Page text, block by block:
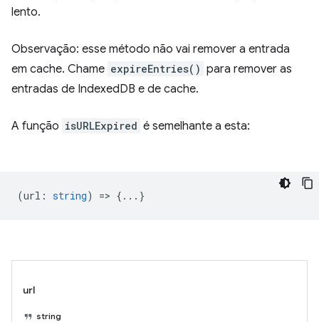
lento.
Observação: esse método não vai remover a entrada
em cache. Chame expireEntries() para remover as
entradas de IndexedDB e de cache.
A função isURLExpired é semelhante a esta:
(url : string) => {...}
url
string